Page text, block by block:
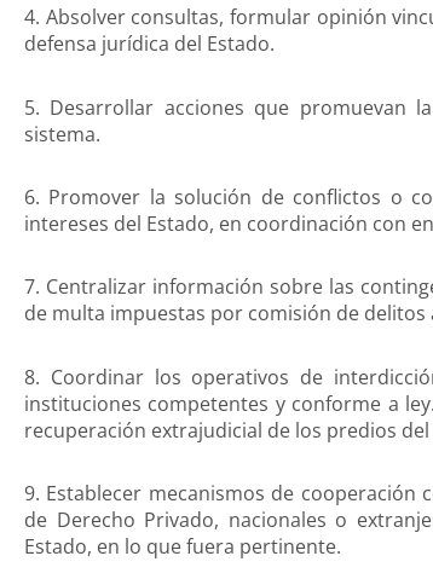
4. Absolver consultas, formular opinión
defensa jurídica del Estado.
5. Desarrollar acciones que promuevan
sistema.
6. Promover la solución de conflictos o
intereses del Estado, en coordinación con
7. Centralizar información sobre las
de multa impuestas por comisión de delitos
8. Coordinar los operativos de
instituciones competentes y conforme a
recuperación extrajudicial de los predios del
9. Establecer mecanismos de
de Derecho Privado, nacionales o
Estado, en lo que fuera pertinente.